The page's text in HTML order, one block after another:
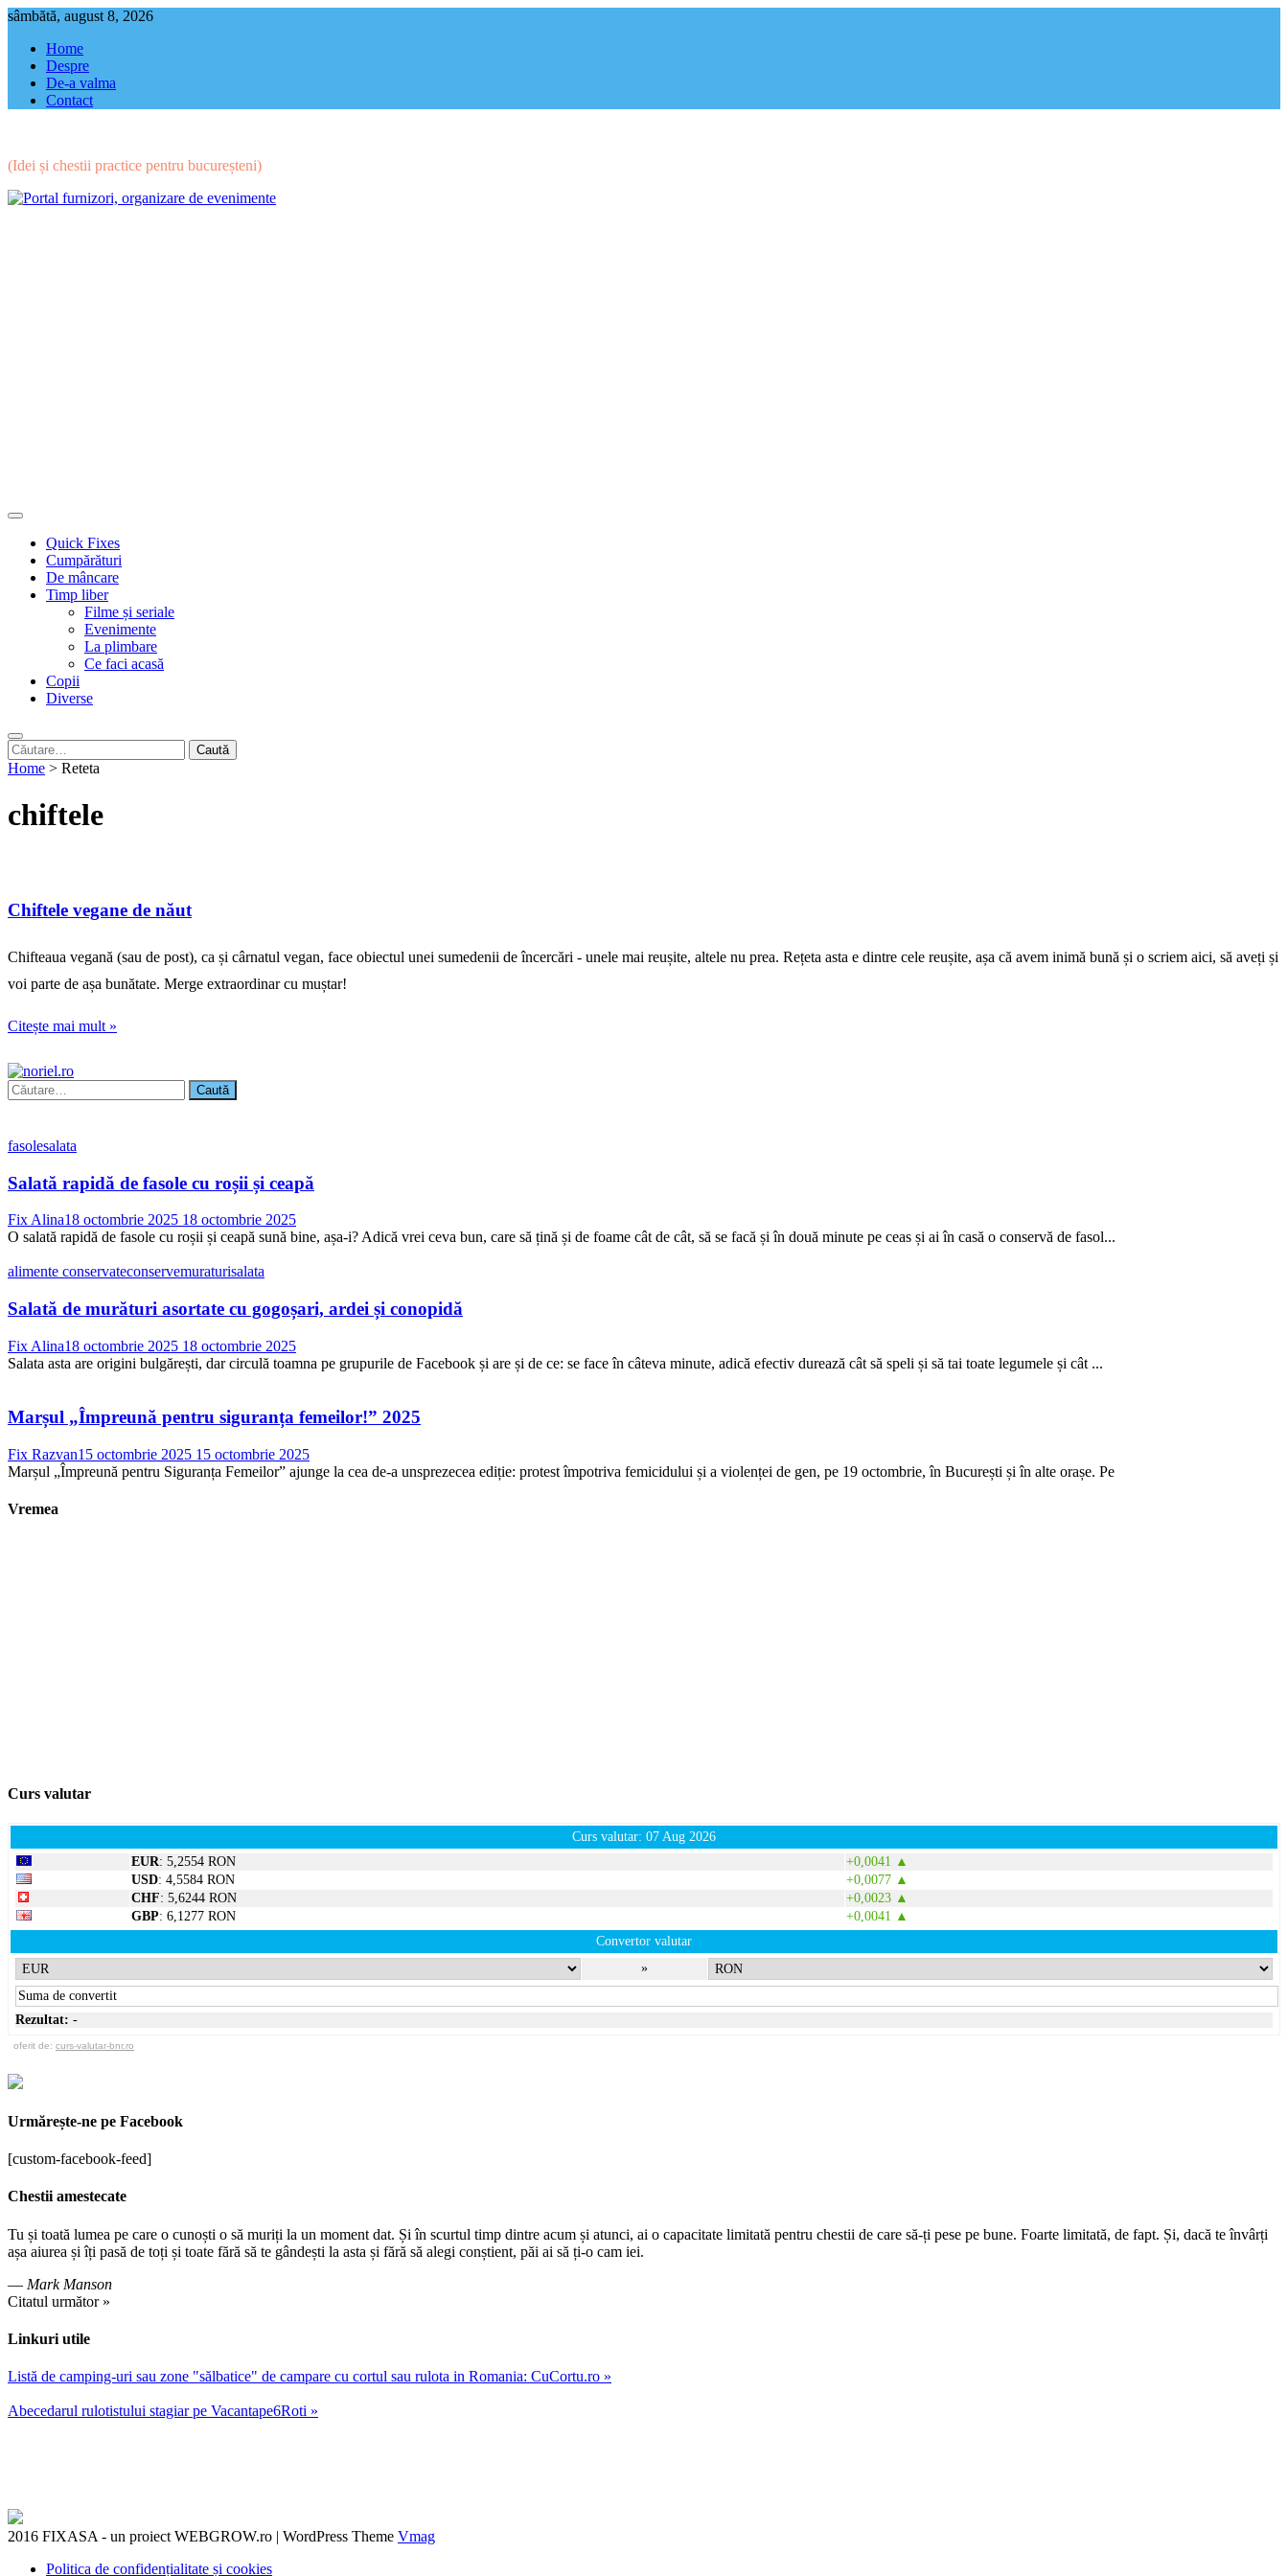
Skip
content
sâmbătă, august 8, 2026
Home
Despre
De-a valma
Contact
(Idei și chestii practice pentru bucureșteni)
Quick Fixes
Cumpărături
De mâncare
Timp liber
Filme și seriale
Evenimente
La plimbare
Ce faci acasă
Copii
Diverse
Caută
după:
Home > Reteta
chiftele
Chiftele vegane de năut
Chifteaua vegană (sau de post), ca și cârnatul vegan, face obiectul unei sumedenii de încercări - unele mai reușite, altele nu prea. Rețeta asta e dintre cele reușite, așa că avem inimă bună și o scriem aici, să aveți și
voi parte de așa bunătate. Merge extraordinar cu muștar!
Citește mai mult »
Caută
după:
fasolesalata
Salată rapidă de fasole cu roșii și ceapă
Fix Alina18 octombrie 2025 18 octombrie 2025
O salată rapidă de fasole cu roșii și ceapă sună bine, așa-i? Adică vrei ceva bun, care să țină și de foame cât de cât, să se facă și în două minute pe ceas și ai în casă o conservă de fasol...
alimente conservateconservemuraturisalata
Salată de murături asortate cu gogoșari, ardei și conopidă
Fix Alina18 octombrie 2025 18 octombrie 2025
Salata asta are origini bulgărești, dar circulă toamna pe grupurile de Facebook și are și de ce: se face în câteva minute, adică efectiv durează cât să speli și să tai toate legumele și cât ...
Marșul „Împreună pentru siguranța femeilor!” 2025
Fix Razvan15 octombrie 2025 15 octombrie 2025
Marșul „Împreună pentru Siguranța Femeilor” ajunge la cea de-a unsprezecea ediție: protest împotriva femicidului și a violenței de gen, pe 19 octombrie, în București și în alte orașe. Pe
Vremea
Curs valutar
Curs valutar: 07 Aug 2026
EUR: 5,2554 RON
+0,0041 ▲
USD: 4,5584 RON
+0,0077 ▲
CHF: 5,6244 RON
+0,0023 ▲
GBP: 6,1277 RON
+0,0041 ▲
Convertor valutar
»
Rezultat: -
oferit de: curs-valutar-bnr.ro
Urmărește-ne pe Facebook
[custom-facebook-feed]
Chestii amestecate
Tu și toată lumea pe care o cunoști o să muriți la un moment dat. Și în scurtul timp dintre acum și atunci, ai o capacitate limitată pentru chestii de care să-ți pese pe bune. Foarte limitată, de fapt. Și, dacă te învârți
așa aiurea și îți pasă de toți și toate fără să te gândești la asta și fără să alegi conștient, păi ai să ți-o cam iei.
— Mark Manson
Citatul următor »
Linkuri utile
Listă de camping-uri sau zone "sălbatice" de campare cu cortul sau rulota in Romania: CuCortu.ro »
Abecedarul rulotistului stagiar pe Vacantape6Roti »
2016 FIXASA - un proiect WEBGROW.ro | WordPress Theme Vmag
Politica de confidențialitate și cookies